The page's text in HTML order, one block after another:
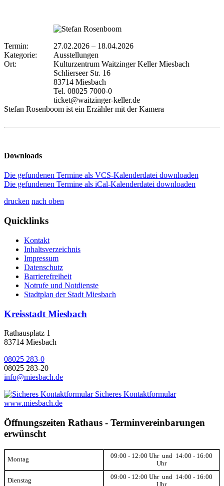
Termin: 27.02.2026 – 18.04.2026
Kategorie:
Ausstellungen
Ort:
Kulturzentrum Waitzinger Keller Miesbach
Schlierseer Str. 16
83714 Miesbach
Tel. 08025 7000-0
ticket@waitzinger-keller.de
Stefan Rosenboom ist ein Erzähler mit der Kamera
Downloads
Die gefundenen Termine als VCS-Kalenderdatei downloaden
Die gefundenen Termine als iCal-Kalenderdatei downloaden
drucken nach oben
Quicklinks
Kontakt
Inhaltsverzeichnis
Impressum
Datenschutz
Barrierefreiheit
Notrufe und Notdienste
Stadtplan der Stadt Miesbach
Kreisstadt Miesbach
Rathausplatz 1
83714 Miesbach
08025 283-0
08025 283-20
info@miesbach.de
Sicheres Kontaktformular
www.miesbach.de
Öffnungszeiten Rathaus - Terminvereinbarungen
erwünscht
Montag
09:00 - 12:00 Uhr und 14:00 - 16:00
Uhr
Dienstag
09:00 - 12:00 Uhr und 14:00 - 16:00
Uhr